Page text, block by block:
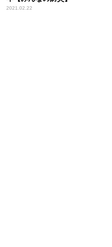
2021.02.22